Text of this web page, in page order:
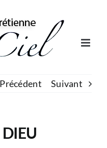
Précédent Suivant